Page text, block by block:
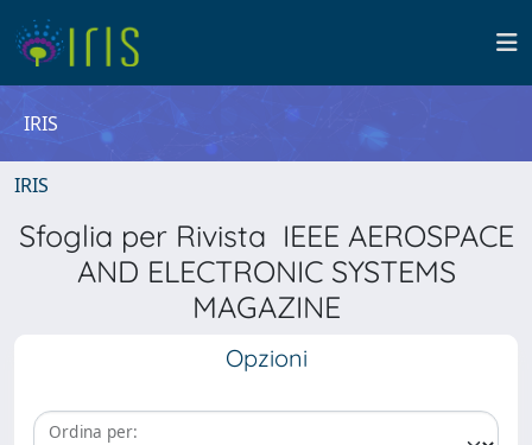
IRIS
IRIS
Sfoglia per Rivista IEEE AEROSPACE
AND ELECTRONIC SYSTEMS
MAGAZINE
Opzioni
Ordina per: